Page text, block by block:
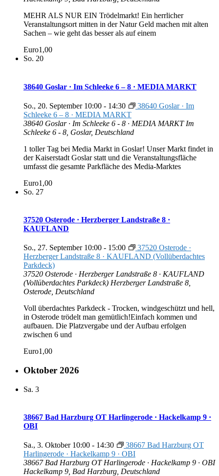
MEHR ALS NUR EIN Trödelmarkt! Ein herrlicher
Veranstaltungsort mitten in der Natur Geld machen mit alten
Sachen – wie geht das besser als auf einem
Euro1,00
So. 20
38640 Goslar · Im Schleeke 6 – 8 · MEDIA MARKT
So., 20. September 10:00 - 14:30
38640 Goslar · Im
Schleeke 6 – 8 · MEDIA MARKT
38640 Goslar · Im Schleeke 6 - 8 · MEDIA MARKT Im
Schleeke 6 - 8, Goslar, Deutschland
1 toller Tag bei Media Markt in Goslar! Unser Markt findet in
der Kaiserstadt Goslar statt und die Veranstaltungsfläche
umfasst die gesamte Parkfläche des Media-Marktes
Euro1,00
So. 27
37520 Osterode · Herzberger Landstraße 8 ·
KAUFLAND
So., 27. September 10:00 - 15:00
37520 Osterode ·
Herzberger Landstraße 8 · KAUFLAND (Vollüberdachtes
Parkdeck)
37520 Osterode · Herzberger Landstraße 8 · KAUFLAND
(Vollüberdachtes Parkdeck) Herzberger Landstraße 8,
Osterode, Deutschland
Voll überdachtes Parkdeck - Trocken, windgeschützt und hell,
in Osterode trödelt man gemütlich!Einfach kommen und
aufbauen. Die Platzvergabe und der Aufbau erfolgen
zwischen 6 und
Euro1,00
Oktober 2026
Sa. 3
38667 Bad Harzburg OT Harlingerode · Hackelkamp 9 ·
OBI
Sa., 3. Oktober 10:00 - 14:30
38667 Bad Harzburg OT
Harlingerode · Hackelkamp 9 · OBI
38667 Bad Harzburg OT Harlingerode · Hackelkamp 9 · OBI
Hackelkamp 9, Bad Harzburg, Deutschland